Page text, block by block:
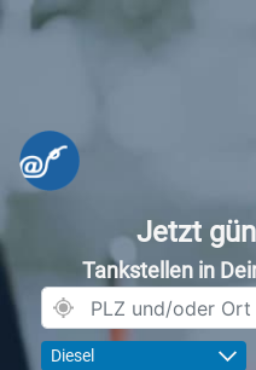
Jetzt
Tankstellen in
Diesel